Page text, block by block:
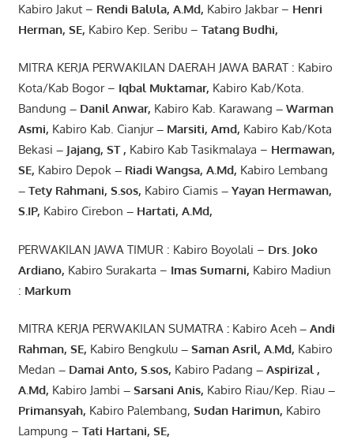
Kabiro Jakut – Rendi Balula, A.Md, Kabiro Jakbar – Henri
Herman, SE, Kabiro Kep. Seribu – Tatang Budhi,
MITRA KERJA PERWAKILAN DAERAH JAWA BARAT : Kabiro
Kota/Kab Bogor – Iqbal Muktamar, Kabiro Kab/Kota.
Bandung – Danil Anwar, Kabiro Kab. Karawang –Warman
Asmi, Kabiro Kab. Cianjur– Marsiti, Amd, Kabiro Kab/Kota
Bekasi – Jajang, ST , Kabiro Kab Tasikmalaya – Hermawan,
SE, Kabiro Depok– Riadi Wangsa, A.Md, Kabiro Lembang
– Tety Rahmani, S.sos, Kabiro Ciamis– Yayan Hermawan,
S.IP, Kabiro Cirebon – Hartati, A.Md,
PERWAKILAN JAWA TIMUR : Kabiro Boyolali – Drs. Joko
Ardiano, Kabiro Surakarta – Imas Sumarni, Kabiro Madiun
: Markum
MITRA KERJA PERWAKILAN SUMATRA :Kabiro Aceh– Andi
Rahman, SE, Kabiro Bengkulu– Saman Asril, A.Md, Kabiro
Medan – Damai Anto, S.sos, Kabiro Padang – Aspirizal ,
A.Md, Kabiro Jambi – Sarsani Anis, Kabiro Riau/Kep. Riau–
Primansyah, Kabiro Palembang, Sudan Harimun, Kabiro
Lampung – Tati Hartani, SE,